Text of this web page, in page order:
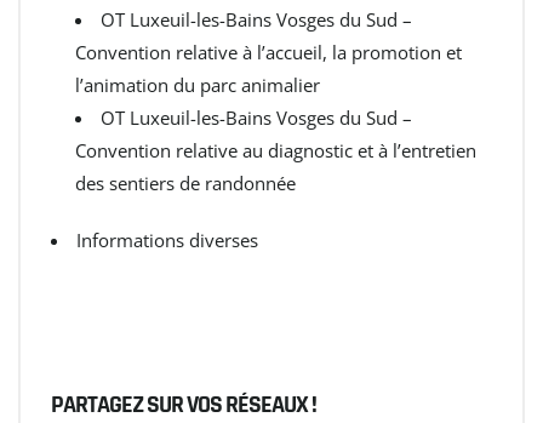
OT Luxeuil-les-Bains Vosges du Sud –
Convention relative à l’accueil, la promotion et
l’animation du parc animalier
OT Luxeuil-les-Bains Vosges du Sud –
Convention relative au diagnostic et à l’entretien
des sentiers de randonnée
Informations diverses
PARTAGEZ SUR VOS RÉSEAUX !